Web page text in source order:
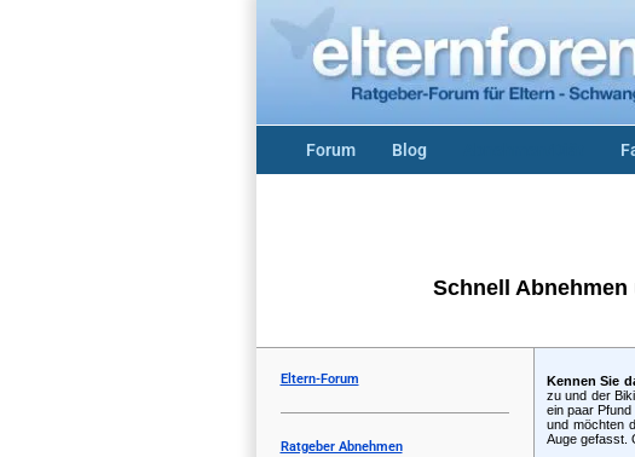
Forum Blog
Schnell
Eltern-Forum
Ratgeber Abnehmen
Kennen Sie
zu und der
ein paar
und möchten
Auge gefasst.